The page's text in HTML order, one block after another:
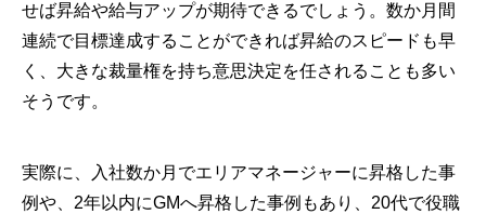
せば昇給や給与アップが期待できるでしょう。数か月間
連続で目標達成することができれば昇給のスピードも早
く、大きな裁量権を持ち意思決定を任されることも多い
そうです。
実際に、入社数か月でエリアマネージャーに昇格した事
例や、2年以内にGMへ昇格した事例もあり、20代で役職